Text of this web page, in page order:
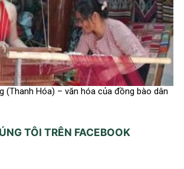
(Thanh Hóa) – văn hóa của đồng bào dân
TÔI TRÊN FACEBOOK